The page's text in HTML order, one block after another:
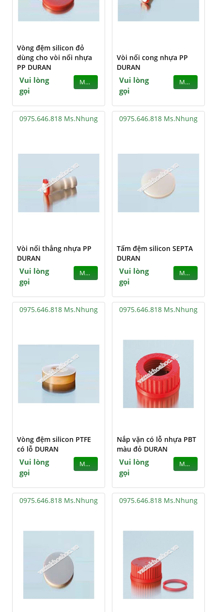
Vòng đệm silicon đỏ
dùng cho vòi nối nhựa
PP DURAN
Vui lòng
gọi
MUA
Vòi nối cong nhựa PP
DURAN
Vui lòng
gọi
MUA
0975.646.818 Ms.Nhung
Vòi nối thẳng nhựa PP
DURAN
Vui lòng
gọi
MUA
0975.646.818 Ms.Nhung
Tấm đệm silicon SEPTA
DURAN
Vui lòng
gọi
MUA
0975.646.818 Ms.Nhung
Vòng đệm silicon PTFE
có lỗ DURAN
Vui lòng
gọi
MUA
0975.646.818 Ms.Nhung
Nắp vặn có lỗ nhựa PBT
màu đỏ DURAN
Vui lòng
gọi
MUA
0975.646.818 Ms.Nhung 0975.646.818 Ms.Nhung